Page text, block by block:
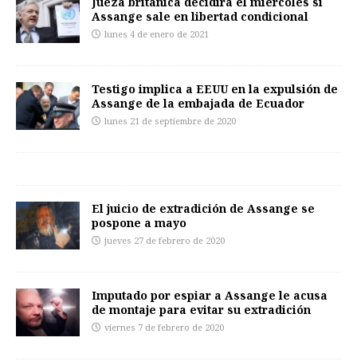
Assange sale en libertad condicional
lunes 4 de enero de 2021
Testigo implica a EEUU en la expulsión de
Assange de la embajada de Ecuador
lunes 21 de septiembre de 2020
El juicio de extradición de Assange se
pospone a mayo
jueves 27 de febrero de 2020
Imputado por espiar a Assange le acusa
de montaje para evitar su extradición
viernes 7 de febrero de 2020